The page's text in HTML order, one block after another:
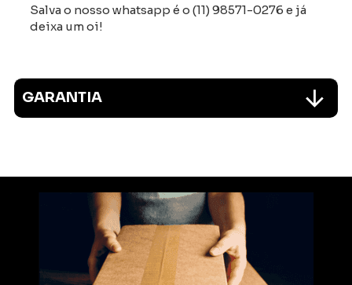
Salva o nosso whatsapp é o (11) 98571-0276 e já
deixa um oi!
GARANTIA